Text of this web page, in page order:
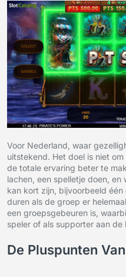
Voor Nederland, waar
uitstekend. Het doel is niet
de totale ervaring beter te
lachen, een spelletje doen, en
kan kort zijn, bijvoorbeeld
duren als de groep er
een groepsgebeuren is,
speler of als supporter aan de
De Pluspunten